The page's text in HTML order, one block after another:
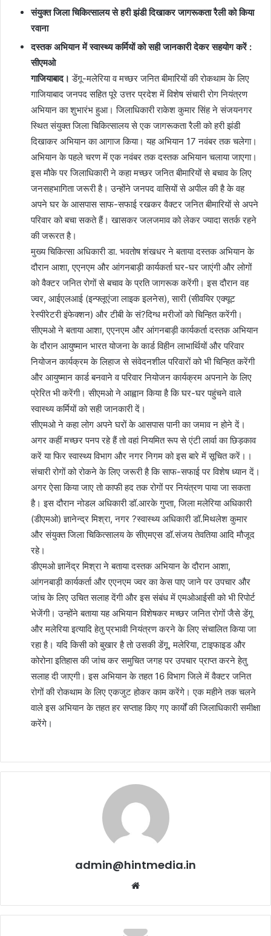
संयुक्त जिला चिकित्सालय से हरी झंडी दिखाकर जागरूकता रैली को किया
रवाना
दस्तक अभियान में स्वास्थ्य कर्मियों को सही जानकारी देकर सहयोग करें :
सीएमओ
गाजियाबाद। डेंगू-मलेरिया व मच्छर जनित बीमारियों की रोकथाम के लिए
गाजियाबाद जनपद सहित पूरे उत्तर प्रदेश में विशेष संचारी रोग नियंत्रण
अभियान का शुभारंभ हुआ। जिलाधिकारी राकेश कुमार सिंह ने संजयनगर
स्थित संयुक्त जिला चिकित्सालय से एक जागरूकता रैली को हरी झंडी
दिखाकर अभियान का आगाज किया। यह अभियान 17 नवंबर तक चलेगा।
अभियान के पहले चरण में एक नवंबर तक दस्तक अभियान चलाया जाएगा।
इस मौके पर जिलाधिकारी ने कहा मच्छर जनित बीमारियों से बचाव के लिए
जनसहभागिता जरूरी है। उन्होंने जनपद वासियों से अपील की है के वह
अपने घर के आसपास साफ-सफाई रखकर वैक्टर जनित बीमारियों से अपने
परिवार को बचा सकते हैं। खासकर जलजमाव को लेकर ज्यादा सतर्क रहने
की जरूरत है।
मुख्य चिकित्सा अधिकारी डा. भवतोष शंखधर ने बताया दस्तक अभियान के
दौरान आशा, एएनएम और आंगनबाड़ी कार्यकर्ता घर-घर जाएंगी और लोगों
को वैक्टर जनित रोगों से बचाव के प्रति जागरूक करेंगी। इस दौरान वह
ज्वर, आईएलआई (इन्फ्लूएंजा लाइक इलनेस), सारी (सीवयिर एक्यूट
रेस्पीरेटरी इंफेक्शन) और टीबी के सं?दिग्ध मरीजों को चिन्हित करेंगी।
सीएमओ ने बताया आशा, एएनएम और आंगनबाड़ी कार्यकर्ता दस्तक अभियान
के दौरान आयुष्मान भारत योजना के कार्ड विहीन लाभार्थियों और परिवार
नियोजन कार्यक्रम के लिहाज से संवेदनशील परिवारों को भी चिन्हित करेंगी
और आयुष्मान कार्ड बनवाने व परिवार नियोजन कार्यक्रम अपनाने के लिए
प्रेरित भी करेंगी। सीएमओ ने आह्वान किया है कि घर-घर पहुंचने वाले
स्वास्थ्य कर्मियों को सही जानकारी दें।
सीएमओ ने कहा लोग अपने घरों के आसपास पानी का जमाव न होने दें।
अगर कहीं मच्छर पनप रहे हैं तो वहां नियमित रूप से एंटी लार्वा का छिड़काव
करें या फिर स्वास्थ्य विभाग और नगर निगम को इस बारे में सूचित करें।।
संचारी रोगों को रोकने के लिए जरूरी है कि साफ-सफाई पर विशेष ध्यान दें।
अगर ऐसा किया जाए तो काफी हद तक रोगों पर नियंत्रण पाया जा सकता
है। इस दौरान नोडल अधिकारी डॉ.आरके गुप्ता, जिला मलेरिया अधिकारी
(डीएमओ) ज्ञानेन्द्र मिश्रा, नगर ?स्वास्थ्य अधिकारी डॉ.मिथलेश कुमार
और संयुक्त जिला चिकित्सालय के सीएमएस डॉ.संजय तेवतिया आदि मौजूद
रहे।
डीएमओ ज्ञानेंद्र मिश्रा ने बताया दस्तक अभियान के दौरान आशा,
आंगनबाड़ी कार्यकर्ता और एएनएम ज्वर का केस पाए जाने पर उपचार और
जांच के लिए उचित सलाह देंगी और इस संबंध में एमओआईसी को भी रिपोर्ट
भेजेंगी। उन्होंने बताया यह अभियान विशेषकर मच्छर जनित रोगों जैसे डेंगू
और मलेरिया इत्यादि हेतु प्रभावी नियंत्रण करने के लिए संचालित किया जा
रहा है। यदि किसी को बुखार है तो उसकी डेंगू, मलेरिया, टाइफाइड और
कोरोना इतिहास की जांच कर समुचित जगह पर उपचार प्राप्त करने हेतु
सलाह दी जाएगी। इस अभियान के तहत 16 विभाग जिले में वैक्टर जनित
रोगों की रोकथाम के लिए एकजुट होकर काम करेंगे। एक महीने तक चलने
वाले इस अभियान के तहत हर सप्ताह किए गए कार्यों की जिलाधिकारी समीक्षा
करेंगे।
admin@hintmedia.in